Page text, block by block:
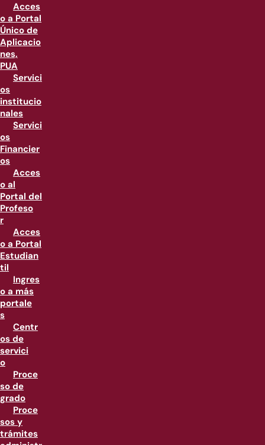
Acces
o a Portal
Único de
Aplicacio
nes,
PUA
Servici
os
institucio
nales
Servici
os
Financier
os
Acces
o al
Portal del
Profeso
r
Acces
o a Portal
Estudian
til
Ingres
o a más
portale
s
Centr
os de
servici
o
Proce
so de
grado
Proce
sos y
trámites